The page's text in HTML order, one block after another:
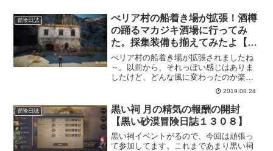
冒険日誌
べリア村の船着き場が拡張！酒樽
の踊るマカジキ酒場に行ってみ
た。採集装備も揃えてみたよ【黒
い砂漠冒険日誌２１】
べリア村の船着き場が拡張されましたね
～。以前から、それっぽい感じはありま
したけど、どんな風に変わったのか楽し
みです。それと、そろそろ生活系にも手
を出していこうかと考えて、新たに「こ
れはいけるんちゃうの」と思ったものを
用意してみました。
2019.08.24
冒険日誌
黒い祠 月の精気の報酬の開封
【黒い砂漠冒険日誌１３０８】
黒い祠イベントがるので、今回は頑張っ
て参加してます。これまであまり黒い祠